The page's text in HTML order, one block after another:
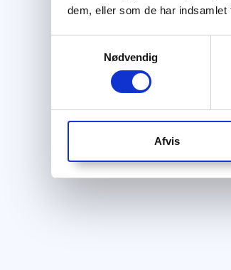
dem, eller som de har
Nødvendig
Afvis